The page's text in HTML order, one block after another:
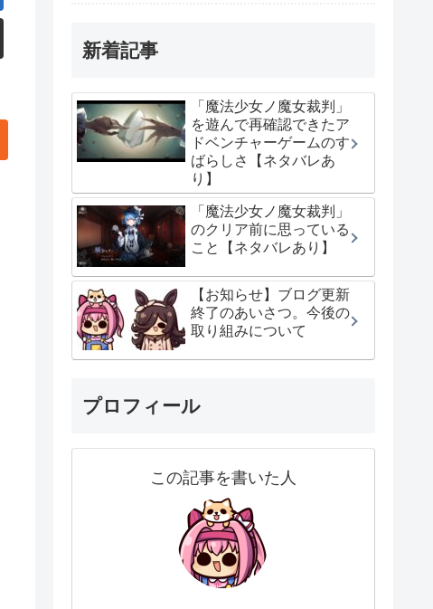
新着記事
「魔法少女ノ魔女裁判」
を遊んで再確認できたア
ドベンチャーゲームのす
ばらしさ【ネタバレあ
り】
「魔法少女ノ魔女裁判」
のクリア前に思っている
こと【ネタバレあり】
【お知らせ】ブログ更新
終了のあいさつ。今後の
取り組みについて
プロフィール
この記事を書いた人